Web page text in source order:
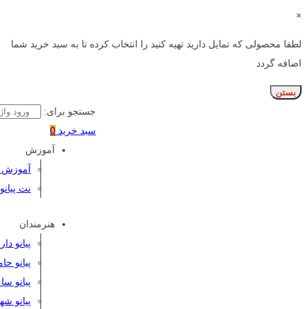
×
لطفا محصولی که تمایل دارید تهیه کنید را انتخاب کرده تا به سبد خرید شما
اضافه گردد
بستن
جستجو برای:
سبد خرید 0
آموزش
آموزش
نت پیانو
هنرمندان
پیانو
پیانو
پیانو
پیانو